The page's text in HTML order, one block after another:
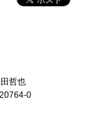
田哲也
0